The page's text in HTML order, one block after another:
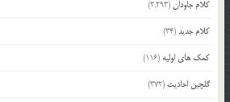
کلام جاودان(2,293)
کلام جدید(34)
کمک های اولیه (116)
گلچین احادیث (372)